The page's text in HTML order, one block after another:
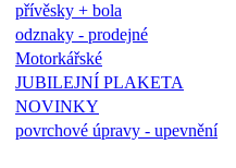
přívěsky + bola
odznaky - prodejné
Motorkářské
JUBILEJNÍ PLAKETA
NOVINKY
povrchové úpravy - upevnění